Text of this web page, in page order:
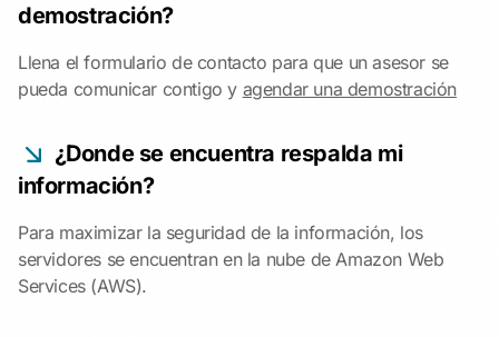
demostración?
Llena el formulario de contacto para que un asesor se
pueda comunicar contigo y agendar una demostración
¿Donde se encuentra respalda mi
información?
Para maximizar la seguridad de la información, los
servidores se encuentran en la nube de Amazon Web
Services (AWS).